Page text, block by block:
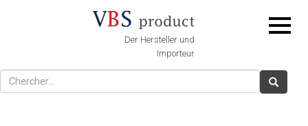
Der Hersteller und
Importeur